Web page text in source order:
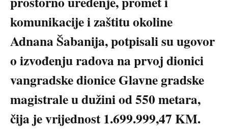
komunikacije i zaštitu okoline
Adnana Šabanija, potpisali su ugovor
o izvođenju radova na prvoj dionici
vangradske dionice Glavne gradske
magistrale u dužini od 550 metara,
čija je vrijednost 1.699.999,47 KM.